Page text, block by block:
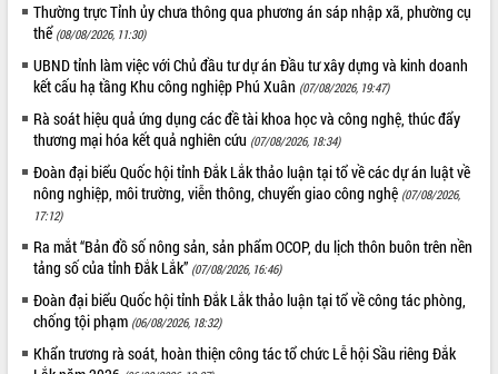
Khởi động Dự án Đầu tư xây dựng hạ
tầng kỹ thuật Cụm công nghiệp Tân
Tiến
Gặp mặt các cơ quan báo chí nhân Kỷ
niệm 101 năm Ngày Báo chí Cách
mạng Việt Nam
Đắk Lắk sơ kết 4 năm triển khai thực
hiện Đề án 06 của Chính phủ
Họp báo thông tin về Hội nghị Công bố
Lắk
Khơi thông điểm nghẽn, đẩy nhanh
giải ngân vốn khắc phục thiên tai
HĐND tỉnh thông qua điều chỉnh Quy
hoạch tỉnh thời kỳ 2021-2030
Thường trực Tỉnh ủy chưa thông qua phương án sáp nhập xã, phường cụ
thể (08/08/2026, 11:30)
UBND tỉnh làm việc với Chủ đầu tư dự án Đầu tư xây dựng và kinh doanh
kết cấu hạ tầng Khu công nghiệp Phú Xuân (07/08/2026, 19:47)
Rà soát hiệu quả ứng dụng các đề tài khoa học và công nghệ, thúc đẩy
thương mại hóa kết quả nghiên cứu (07/08/2026, 18:34)
Đoàn đại biểu Quốc hội tỉnh Đắk Lắk thảo luận tại tổ về các dự án luật về
nông nghiệp, môi trường, viễn thông, chuyển giao công nghệ (07/08/2026,
17:12)
Ra mắt “Bản đồ số nông sản, sản phẩm OCOP, du lịch thôn buôn trên nền
tảng số của tỉnh Đắk Lắk” (07/08/2026, 16:46)
Đoàn đại biểu Quốc hội tỉnh Đắk Lắk thảo luận tại tổ về công tác phòng,
chống tội phạm (06/08/2026, 18:32)
Khẩn trương rà soát, hoàn thiện công tác tổ chức Lễ hội Sầu riêng Đắk